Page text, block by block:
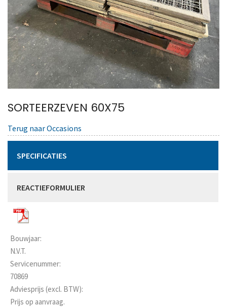
SORTEERZEVEN 60X75
Terug naar Occasions
SPECIFICATIES
REACTIEFORMULIER
Bouwjaar:
N.V.T.
Servicenummer:
70869
Adviesprijs (excl. BTW):
Prijs op aanvraag.